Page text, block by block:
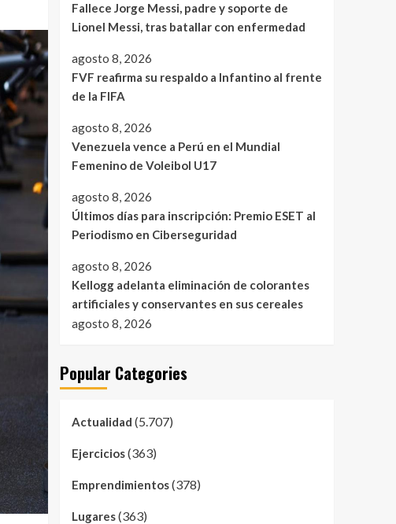
Fallece Jorge Messi, padre y soporte de
Lionel Messi, tras batallar con enfermedad
agosto 8, 2026
FVF reafirma su respaldo a Infantino al frente
de la FIFA
agosto 8, 2026
Venezuela vence a Perú en el Mundial
Femenino de Voleibol U17
agosto 8, 2026
Últimos días para inscripción: Premio ESET al
Periodismo en Ciberseguridad
agosto 8, 2026
Kellogg adelanta eliminación de colorantes
artificiales y conservantes en sus cereales
agosto 8, 2026
Popular Categories
Actualidad (5.707)
Ejercicios(363)
Emprendimientos(378)
Lugares(363)